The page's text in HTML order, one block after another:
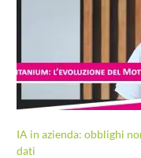
IA in azienda: obblighi
dati